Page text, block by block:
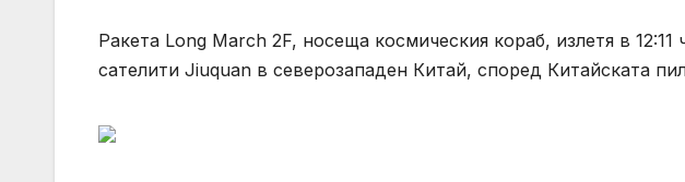
Ракета Long March 2F, носеща космическия кораб, излетя в 12:11
сателити Jiuquan в северозападен Китай, според Китайската